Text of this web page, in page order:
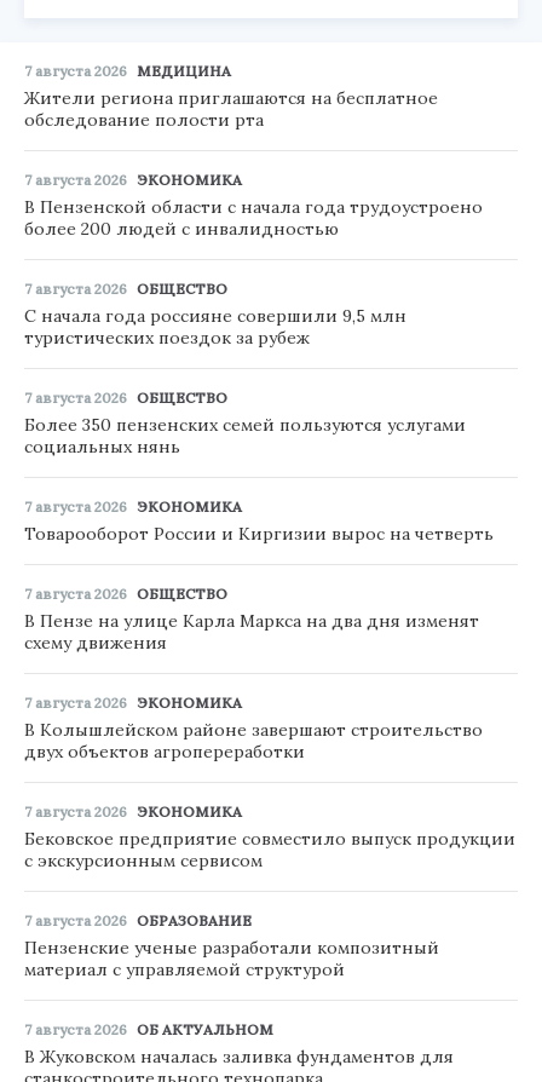
7 августа 2026 МЕДИЦИНА
Жители региона приглашаются на бесплатное
обследование полости рта
7 августа 2026 ЭКОНОМИКА
В Пензенской области с начала года трудоустроено
более 200 людей с инвалидностью
7 августа 2026 ОБЩЕСТВО
С начала года россияне совершили 9,5 млн
туристических поездок за рубеж
7 августа 2026 ОБЩЕСТВО
Более 350 пензенских семей пользуются услугами
социальных нянь
7 августа 2026 ЭКОНОМИКА
Товарооборот России и Киргизии вырос на четверть
7 августа 2026 ОБЩЕСТВО
В Пензе на улице Карла Маркса на два дня изменят
схему движения
7 августа 2026 ЭКОНОМИКА
В Колышлейском районе завершают строительство
двух объектов агропереработки
7 августа 2026 ЭКОНОМИКА
Бековское предприятие совместило выпуск продукции
с экскурсионным сервисом
7 августа 2026 ОБРАЗОВАНИЕ
Пензенские ученые разработали композитный
материал с управляемой структурой
7 августа 2026 ОБ АКТУАЛЬНОМ
В Жуковском началась заливка фундаментов для